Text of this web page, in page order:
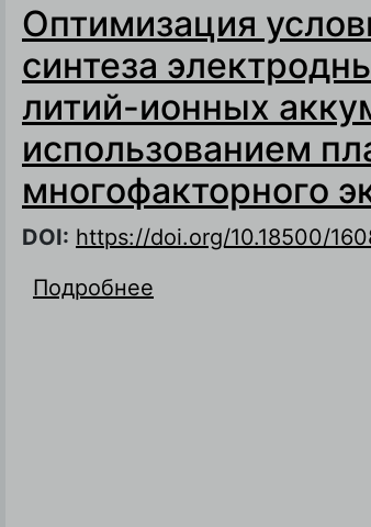
Оптимизация
синтеза
литий-ионных
использованием
многофакторного
DOI: https://doi.org/10.18500/
Подробнее